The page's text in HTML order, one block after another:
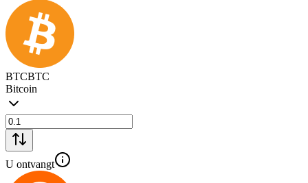
BTCBTC
Bitcoin
U ontvangt